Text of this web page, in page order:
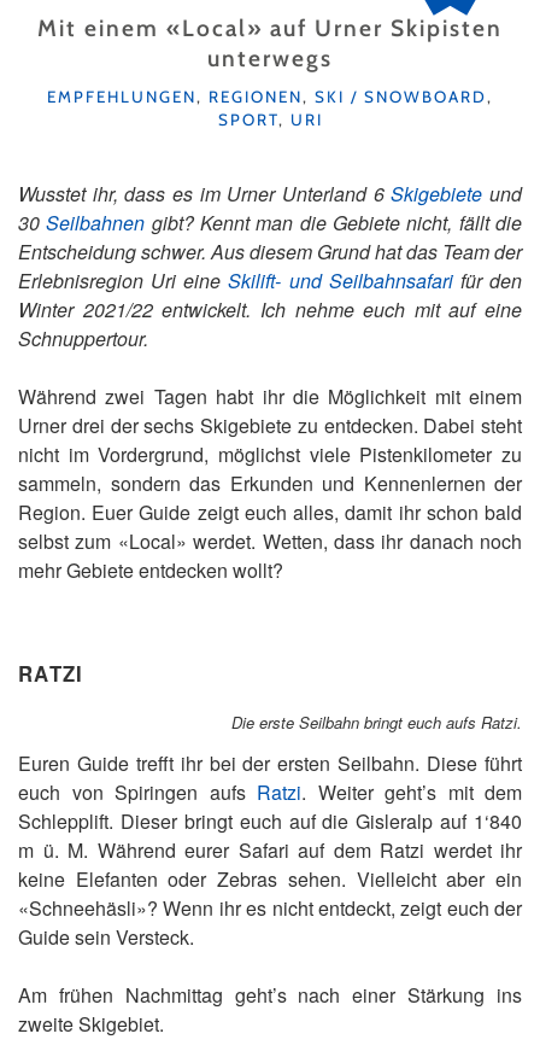
Mit einem «Local» auf Urner Skipisten
unterwegs
KATEGORIEN
EMPFEHLUNGEN, REGIONEN, SKI / SNOWBOARD,
SPORT, URI
Wusstet ihr, dass es im Urner Unterland 6Skigebiete und
30Seilbahnen gibt? Kennt man die Gebiete nicht, fällt die
Entscheidung schwer. Aus diesem Grund hat das Team der
Erlebnisregion Uri eineSkilift- und Seilbahnsafarifür den
Winter 2021/22 entwickelt. Ich nehme euch mit auf eine
Schnuppertour.
Während zwei Tagen habt ihr die Möglichkeit mit einem
Urner drei der sechs Skigebiete zu entdecken. Dabei steht
nicht im Vordergrund, möglichst viele Pistenkilometer zu
sammeln, sondern das Erkunden und Kennenlernen der
Region. Euer Guide zeigt euch alles, damit ihr schon bald
selbst zum «Local» werdet. Wetten, dass ihr danach noch
mehr Gebiete entdecken wollt?
RATZI
Die erste Seilbahn bringt euch aufs Ratzi.
Euren Guide trefft ihr bei der ersten Seilbahn. Diese führt
euch von Spiringen aufs Ratzi. Weiter geht’s mit dem
Schlepplift. Dieser bringt euch auf die Gisleralp auf 1‘840
m ü. M. Während eurer Safari auf dem Ratzi werdet ihr
keine Elefanten oder Zebras sehen. Vielleicht aber ein
«Schneehäsli»? Wenn ihr es nicht entdeckt, zeigt euch der
Guide sein Versteck.
Am frühen Nachmittag geht’s nach einer Stärkung ins
zweite Skigebiet.